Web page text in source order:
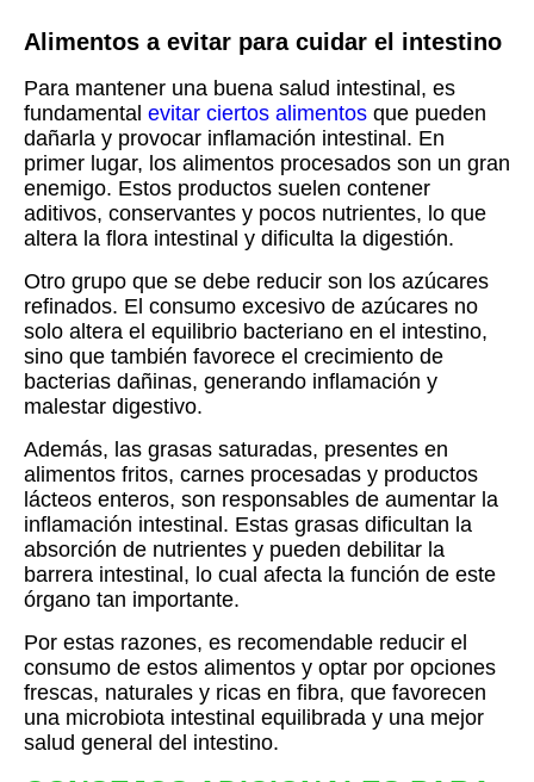
Alimentos a evitar para cuidar el intestino
Para mantener una buena salud intestinal, es
fundamental evitar ciertos alimentos que pueden
dañarla y provocar inflamación intestinal. En
primer lugar, los alimentos procesados son un gran
enemigo. Estos productos suelen contener
aditivos, conservantes y pocos nutrientes, lo que
altera la flora intestinal y dificulta la digestión.
Otro grupo que se debe reducir son los azúcares
refinados. El consumo excesivo de azúcares no
solo altera el equilibrio bacteriano en el intestino,
sino que también favorece el crecimiento de
bacterias dañinas, generando inflamación y
malestar digestivo.
Además, las grasas saturadas, presentes en
alimentos fritos, carnes procesadas y productos
lácteos enteros, son responsables de aumentar la
inflamación intestinal. Estas grasas dificultan la
absorción de nutrientes y pueden debilitar la
barrera intestinal, lo cual afecta la función de este
órgano tan importante.
Por estas razones, es recomendable reducir el
consumo de estos alimentos y optar por opciones
frescas, naturales y ricas en fibra, que favorecen
una microbiota intestinal equilibrada y una mejor
salud general del intestino.